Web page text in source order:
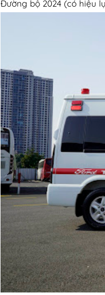
Đường bộ 2024 (có hiệu